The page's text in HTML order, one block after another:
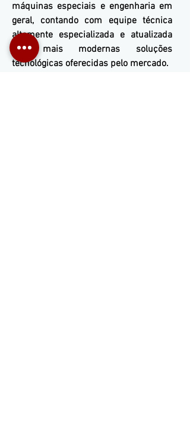
máquinas especiais e engenharia em
geral, contando com equipe técnica
altamente especializada e atualizada
nas mais modernas soluções
tecnológicas oferecidas pelo mercado.